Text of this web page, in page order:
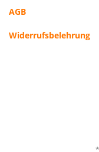
AGB
Widerrufsbelehrung
*